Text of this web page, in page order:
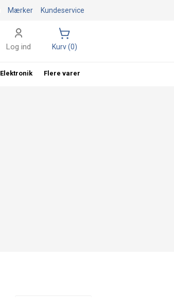
Kundeservice
Mærker
Log ind Kurv (0)
Elektronik Flere varer